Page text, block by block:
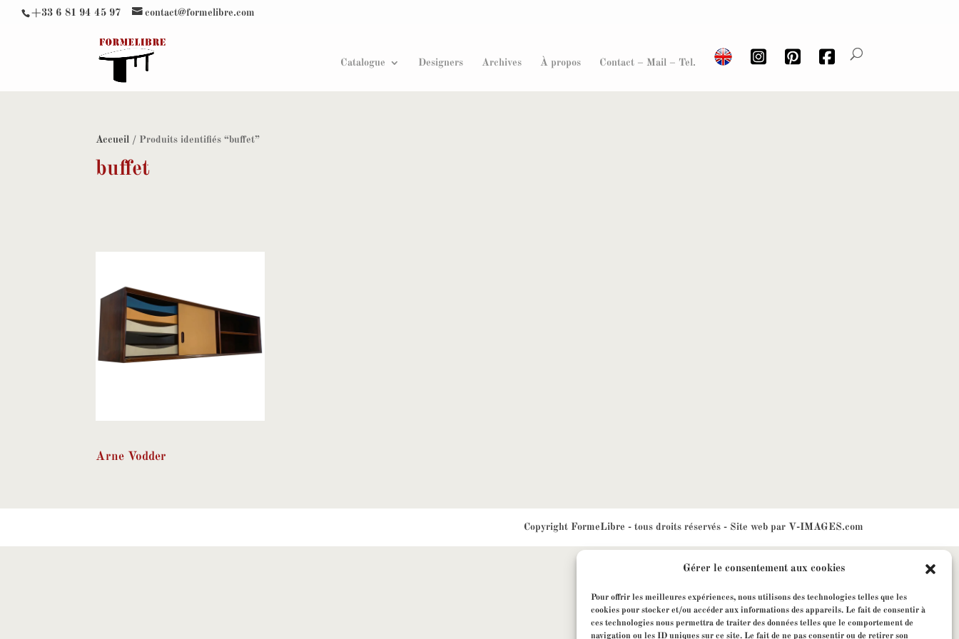
Gérer le consentement aux cookies
Pour offrir les meilleures expériences, nous utilisons des technologies telles que les
cookies pour stocker et/ou accéder aux informations des appareils. Le fait de consentir à
ces technologies nous permettra de traiter des données telles que le comportement de
navigation ou les ID uniques sur ce site. Le fait de ne pas consentir ou de retirer son
+33 6 81 94 45 97 contact@formelibre.com
Catalogue Designers Archives À propos Contact – Mail – Tel.
Accueil / Produits identifiés “buffet”
buffet
Arne Vodder
Copyright FormeLibre - tous droits réservés - Site web par V-IMAGES.com